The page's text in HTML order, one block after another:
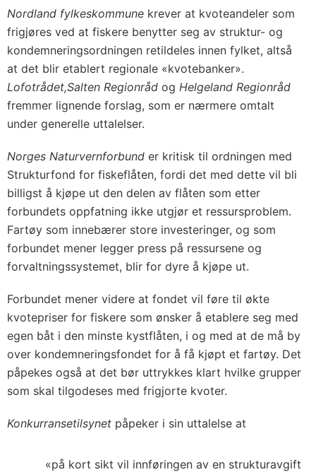
Nordland fylkeskommune krever at kvoteandeler som
frigjøres ved at fiskere benytter seg av struktur- og
kondemneringsordningen retildeles innen fylket, altså
at det blir etablert regionale «kvotebanker».
Lofotrådet,Salten Regionråd og Helgeland Regionråd
fremmer lignende forslag, som er nærmere omtalt
under generelle uttalelser.
Norges Naturvernforbund er kritisk til ordningen med
Strukturfond for fiskeflåten, fordi det med dette vil bli
billigst å kjøpe ut den delen av flåten som etter
forbundets oppfatning ikke utgjør et ressursproblem.
Fartøy som innebærer store investeringer, og som
forbundet mener legger press på ressursene og
forvaltningssystemet, blir for dyre å kjøpe ut.
Forbundet mener videre at fondet vil føre til økte
kvotepriser for fiskere som ønsker å etablere seg med
egen båt i den minste kystflåten, i og med at de må by
over kondemneringsfondet for å få kjøpt et fartøy. Det
påpekes også at det bør uttrykkes klart hvilke grupper
som skal tilgodeses med frigjorte kvoter.
Konkurransetilsynet påpeker i sin uttalelse at
«på kort sikt vil innføringen av en strukturavgift